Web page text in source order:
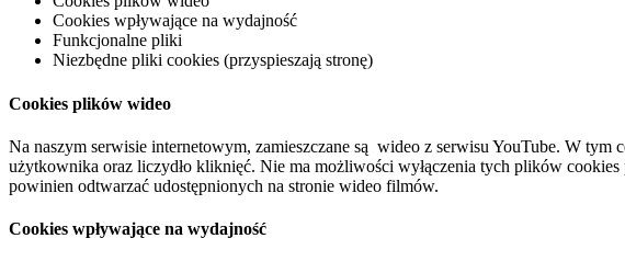
Cookies wpływające na wydajność
Funkcjonalne pliki
Niezbędne pliki cookies (przyspieszają stronę)
Cookies plików wideo
Na naszym serwisie internetowym, zamieszczane są wideo z serwisu YouTube. W
użytkownika oraz liczydło kliknięć. Nie ma możliwości wyłączenia tych plików
powinien odtwarzać udostępnionych na stronie wideo filmów.
Cookies wpływające na wydajność